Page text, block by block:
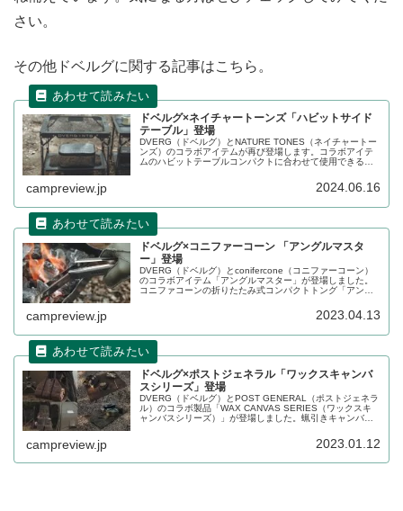
さい。
その他ドベルグに関する記事はこちら。
ドベルグ×ネイチャートーンズ「ハビットサイド
テーブル」登場
DVERG（ドベルグ）とNATURE TONES（ネイチャートー
ンズ）のコラボアイテムが再び登場します。コラボアイテ
ムのハビットテーブルコンパクトに合わせて使用できるサ
campreview.jp 2024.06.16
ドベルグ×コニファーコーン 「アングルマスタ
ー」登場
DVERG（ドベルグ）とconifercone（コニファーコーン）
のコラボアイテム「アングルマスター」が登場しました。
コニファコーンの折りたたみ式コンパクトトング「アング
campreview.jp 2023.04.13
ドベルグ×ポストジェネラル「ワックスキャンバ
スシリーズ」登場
DVERG（ドベルグ）とPOST GENERAL（ポストジェネラ
ル）のコラボ製品「WAX CANVAS SERIES（ワックスキ
ャンバスシリーズ）」が登場しました。蝋引きキャンバス
campreview.jp 2023.01.12